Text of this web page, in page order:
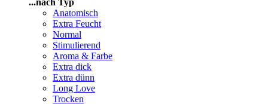
...nach Typ
Anatomisch
Extra Feucht
Normal
Stimulierend
Aroma & Farbe
Extra dick
Extra dünn
Long Love
Trocken